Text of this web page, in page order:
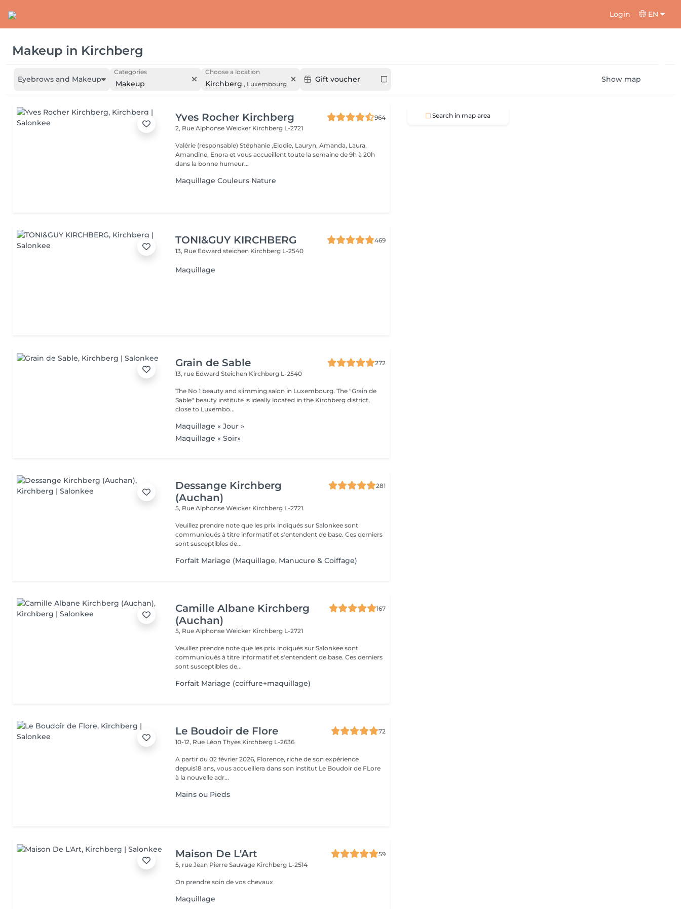
Login EN
Makeup in Kirchberg
Eyebrows and Makeup
Categories
Makeup
Choose a location
Kirchberg , Luxembourg
Gift voucher Show map
Yves Rocher Kirchberg
964
2, Rue Alphonse Weicker Kirchberg L-2721
Valérie (responsable) Stéphanie ,Elodie, Lauryn, Amanda, Laura,
Amandine, Enora et vous accueillent toute la semaine de 9h à 20h
dans la bonne humeur...
Maquillage Couleurs Nature
TONI&GUY KIRCHBERG
469
13, Rue Edward steichen Kirchberg L-2540
Maquillage
Grain de Sable
272
13, rue Edward Steichen Kirchberg L-2540
The No 1 beauty and slimming salon in Luxembourg. The "Grain de
Sable" beauty institute is ideally located in the Kirchberg district,
close to Luxembo...
Maquillage « Jour »
Maquillage « Soir»
Dessange Kirchberg
(Auchan)
281
5, Rue Alphonse Weicker Kirchberg L-2721
Veuillez prendre note que les prix indiqués sur Salonkee sont
communiqués à titre informatif et s'entendent de base. Ces derniers
sont susceptibles de...
Forfait Mariage (Maquillage, Manucure & Coiffage)
Camille Albane Kirchberg
(Auchan)
167
5, Rue Alphonse Weicker Kirchberg L-2721
Veuillez prendre note que les prix indiqués sur Salonkee sont
communiqués à titre informatif et s'entendent de base. Ces derniers
sont susceptibles de...
Forfait Mariage (coiffure+maquillage)
Le Boudoir de Flore
72
10-12, Rue Léon Thyes Kirchberg L-2636
A partir du 02 février 2026, Florence, riche de son expérience
depuis18 ans, vous accueillera dans son institut Le Boudoir de FLore
à la nouvelle adr...
Mains ou Pieds
Maison De L'Art
59
5, rue Jean Pierre Sauvage Kirchberg L-2514
On prendre soin de vos chevaux
Maquillage
Search in map area